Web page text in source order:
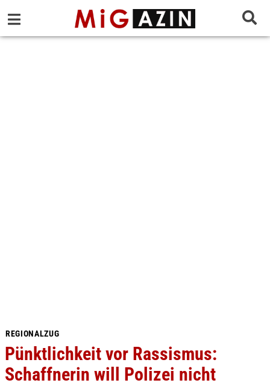
REGIONALZUG
Pünktlichkeit vor Rassismus:
Schaffnerin will Polizei nicht